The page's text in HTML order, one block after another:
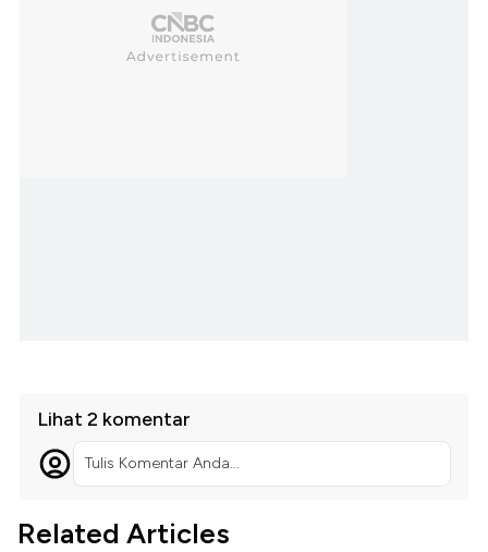
Lihat 2 komentar
Tulis Komentar Anda...
Related Articles